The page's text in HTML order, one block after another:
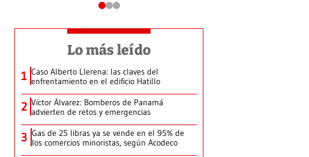
Lo más leído
1 Caso Alberto Llerena: las claves del
enfrentamiento en el edificio Hatillo
2 Víctor Álvarez: Bomberos de Panamá
advierten de retos y emergencias
3 Gas de 25 libras ya se vende en el 95% de
los comercios minoristas, según Acodeco